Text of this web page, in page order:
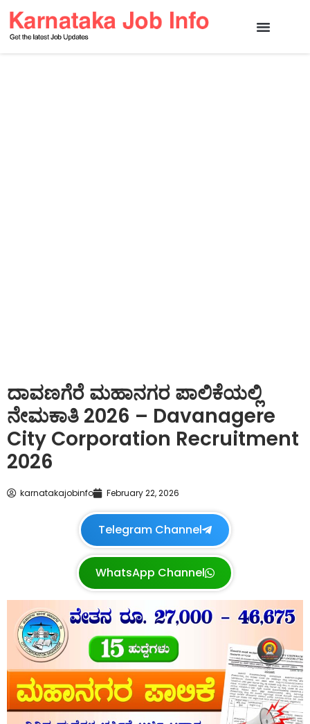
ದಾವಣಗೆರೆ ಮಹಾನಗರ ಪಾಲಿಕೆಯಲ್ಲಿ
ನೇಮಕಾತಿ 2026 – Davanagere
City Corporation Recruitment
2026
karnatakajobinfo February 22, 2026
Telegram Channel
WhatsApp Channel